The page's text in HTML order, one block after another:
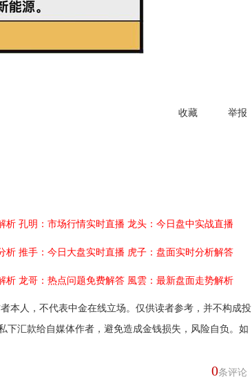
收藏 举报
析 孔明：市场行情实时直播 龙头：今日盘中实战直播
析 推手：今日大盘实时直播 虎子：盘面实时分析解答
析 龙哥：热点问题免费解答 風雲：最新盘面走势解析
本人，不代表中金在线立场。仅供读者参考，并不构成投
下汇款给自媒体作者，避免造成金钱损失，风险自负。如
0条评论